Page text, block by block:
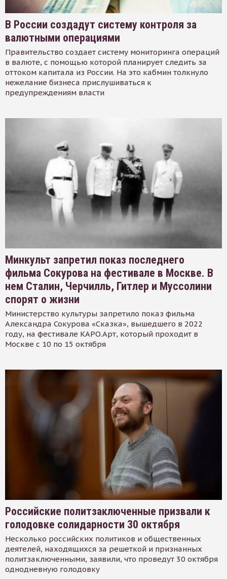
В России создадут систему контроля за
валютными операциями
Правительство создает систему мониторинга операций
в валюте, с помощью которой планирует следить за
оттоком капитала из России. На это кабмин толкнуло
нежелание бизнеса прислушиваться к
предупреждениям власти
Минкульт запретил показ последнего
фильма Сокурова на фестивале в Москве. В
нем Сталин, Черчилль, Гитлер и Муссолини
спорят о жизни
Министерство культуры запретило показ фильма
Александра Сокурова «Сказка», вышедшего в 2022
году, на фестивале КАРО.Арт, который проходит в
Москве с 10 по 15 октября
Российские политзаключенные призвали к
голодовке солидарности 30 октября
Несколько российских политиков и общественных
деятелей, находящихся за решеткой и признанных
политзаключенными, заявили, что проведут 30 октября
однодневную голодовку